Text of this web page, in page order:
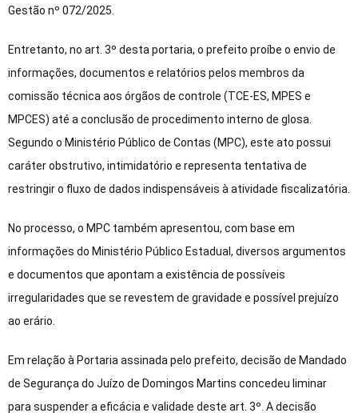
Gestão nº 072/2025.
Entretanto, no art. 3º desta portaria, o prefeito proíbe o envio de
informações, documentos e relatórios pelos membros da
comissão técnica aos órgãos de controle (TCE-ES, MPES e
MPCES) até a conclusão de procedimento interno de glosa.
Segundo o Ministério Público de Contas (MPC), este ato possui
caráter obstrutivo, intimidatório e representa tentativa de
restringir o fluxo de dados indispensáveis à atividade fiscalizatória.
No processo, o MPC também apresentou, com base em
informações do Ministério Público Estadual, diversos argumentos
e documentos que apontam a existência de possíveis
irregularidades que se revestem de gravidade e possível prejuízo
ao erário.
Em relação à Portaria assinada pelo prefeito, decisão de Mandado
de Segurança do Juízo de Domingos Martins concedeu liminar
para suspender a eficácia e validade deste art. 3º. A decisão